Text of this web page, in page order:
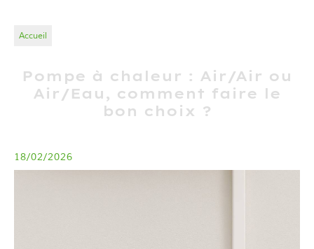
Accueil
Pompe à chaleur : Air/Air ou
Air/Eau, comment faire le
bon choix ?
18/02/2026